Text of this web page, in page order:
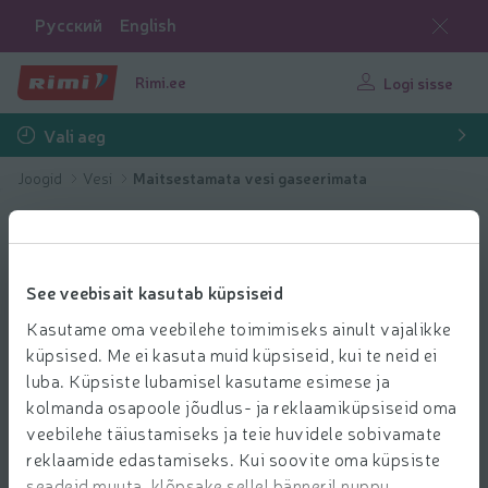
See veebisait kasutab küpsiseid
Kasutame oma veebilehe toimimiseks ainult vajalikke
küpsised. Me ei kasuta muid küpsiseid, kui te neid ei
luba. Küpsiste lubamisel kasutame esimese ja
kolmanda osapoole jõudlus- ja reklaamiküpsiseid oma
veebilehe täiustamiseks ja teie huvidele sobivamate
reklaamide edastamiseks. Kui soovite oma küpsiste
Русский English
Rimi.ee Logi sisse
Vali aeg
Joogid Vesi Maitsestamata vesi gaseerimata